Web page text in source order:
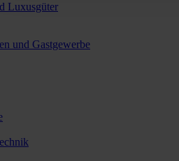
Luxusgüter
und Gastgewerbe